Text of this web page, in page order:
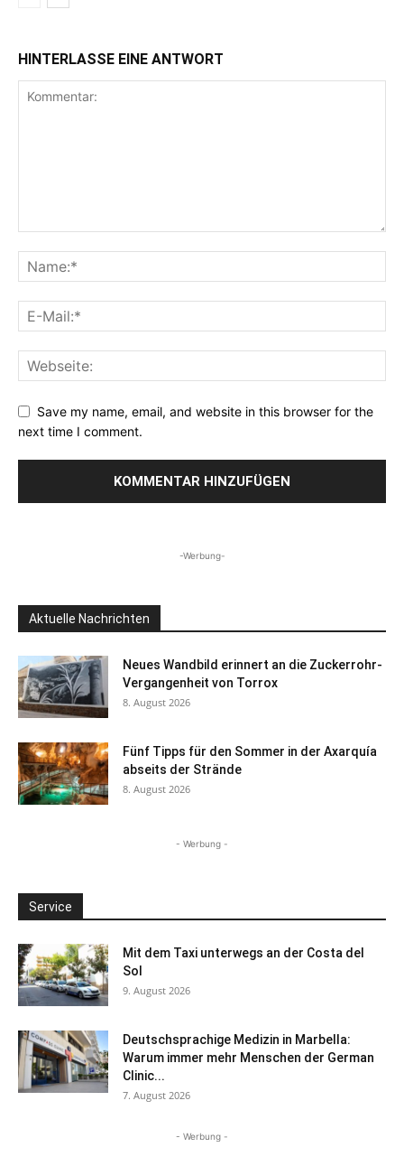
HINTERLASSE EINE ANTWORT
Save my name, email, and website in this browser for the
next time I comment.
-Werbung-
Aktuelle Nachrichten
Neues Wandbild erinnert an die Zuckerrohr-
Vergangenheit von Torrox
8. August 2026
Fünf Tipps für den Sommer in der Axarquía
abseits der Strände
8. August 2026
- Werbung -
Service
Mit dem Taxi unterwegs an der Costa del
Sol
9. August 2026
Deutschsprachige Medizin in Marbella:
Warum immer mehr Menschen der German
Clinic...
7. August 2026
- Werbung -